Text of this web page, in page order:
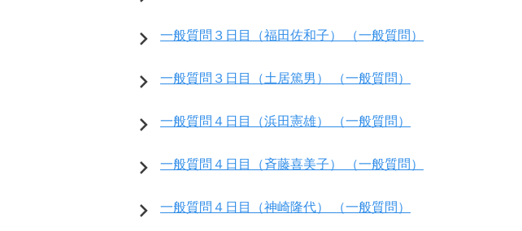
一般質問３日目（福田佐和子） （一般質問）
一般質問３日目（土居篤男） （一般質問）
一般質問４日目（浜田憲雄） （一般質問）
一般質問４日目（斉藤喜美子） （一般質問）
一般質問４日目（神崎隆代） （一般質問）